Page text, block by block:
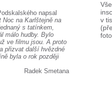
napsal
Noc na Karlštejně na
s tatínkem,
málo hudby. Bylo
ve filmu jsou. A proto
přizvat další hvězdné
byla o rok později
Radek Smetana
v